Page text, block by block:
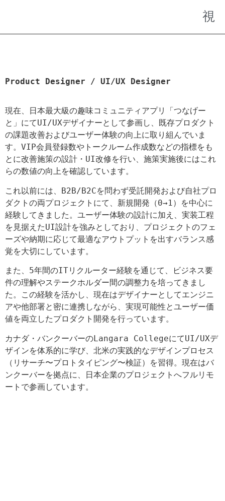
Product Designer / UI/UX Designer
現在、日本最大級の趣味コミュニティアプリ「つなげー
と」にてUI/UXデザイナーとして参画し、既存プロダクト
の課題改善およびユーザー体験の向上に取り組んでいま
す。VIP会員登録数やトークルーム作成数などの指標をも
とに改善施策の設計・UI改修を行い、施策実施後にはこれ
らの数値の向上を確認しています。
これ以前には、B2B/B2Cを問わず受託開発および自社プロ
ダクトの両プロジェクトにて、新規開発（0→1）を中心に
経験してきました。ユーザー体験の設計に加え、実装工程
を見据えたUI設計を強みとしており、プロジェクトのフェ
ーズや納期に応じて最適なアウトプットを出すバランス感
覚を大切にしています。
また、5年間のITリクルーター経験を通じて、ビジネス要
件の理解やステークホルダー間の調整力を培ってきまし
た。この経験を活かし、現在はデザイナーとしてエンジニ
アや他部署と密に連携しながら、実現可能性とユーザー価
値を両立したプロダクト開発を行っています。
カナダ・バンクーバーのLangara CollegeにてUI/UXデ
ザインを体系的に学び、北米の実践的なデザインプロセス
（リサーチ〜プロトタイピング〜検証）を習得。現在はバ
ンクーバーを拠点に、日本企業のプロジェクトへフルリモ
ートで参画しています。